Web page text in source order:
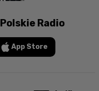
Radio
App Store